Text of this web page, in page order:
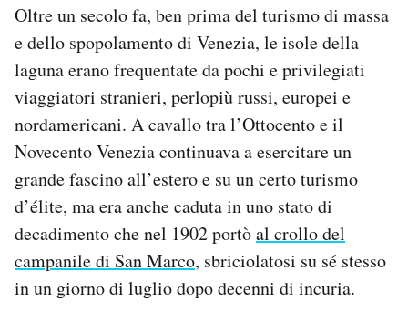
AREA PERSONALE
Area Personale
Newsletter
Notifiche mobile
Regala il Post
Hai bisogno di aiuto?
Oltre un secolo fa, ben prima del turismo di massa
e dello spopolamento di Venezia, le isole della
laguna erano frequentate da pochi e privilegiati
viaggiatori stranieri, perlopiù russi, europei e
nordamericani. A cavallo tra l’Ottocento e il
Novecento Venezia continuava a esercitare un
grande fascino all’estero e su un certo turismo
d’élite, ma era anche caduta in uno stato di
decadimento che nel 1902 portòal crollo del
campanile di San Marco, sbriciolatosi su sé stesso
in un giorno di luglio dopo decenni di incuria.